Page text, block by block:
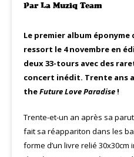
ParLa Muziq Team
Le premier album
ressort le 4 novembre en
deux 33-tours avec des
concert inédit. Trente ans
theFuture Love Paradise !
Trente-et-un an après sa
fait sa réappariton dans les
forme d’un livre relié